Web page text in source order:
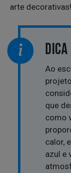
arte decorativas!
DICA
Ao
que
como
calor,
azul e